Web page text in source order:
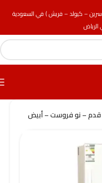
سرين – كيولد – فريش ) في السعودية